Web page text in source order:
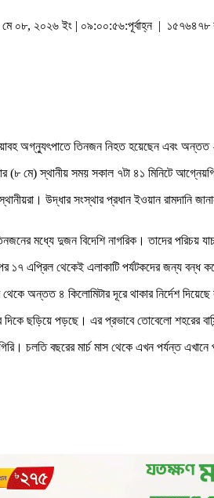
০৮, ২০২৬ ইং | ০৯:০০:৫৬:পূর্বাহ্ন | ১৫৭৬৪৭৮
অগ্ন্যুৎপাতে তিনজন নিহত হয়েছেন এবং
(৮ মে) স্থানীয় সময় সকাল ৭টা ৪১ মিনিটে
উদ্ধার সংস্থার প্রধান ইওয়ান
মধ্যে দুজন বিদেশি নাগরিক। তাদের পরিচয়
১৭ এপ্রিল থেকেই এলাকাটি পর্যটকদের জন্য বন্ধ
থেকে অন্তত ৪ কিলোমিটার দূরে থাকার নির্দেশ
দিকে ছড়িয়ে পড়ছে। এর প্রভাবে তোবেলো শহরের
চলতি বছরের মার্চ মাস থেকে এখন পর্যন্ত